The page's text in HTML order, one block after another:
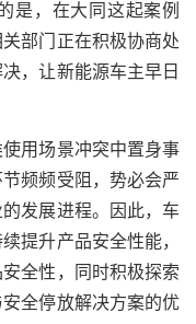
是，在大同这起案例
部门正在积极协商处
，让新能源车主早日
用场景冲突中置身事
频频受阻，势必会严
发展进程。因此，车
提升产品安全性能，
全性，同时积极探索
全停放解决方案的优